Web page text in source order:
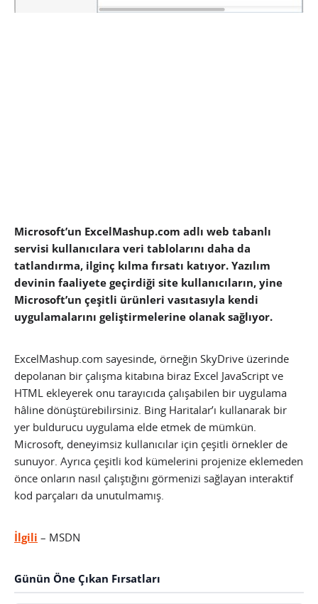
Microsoft’un ExcelMashup.com adlı web tabanlı
servisi kullanıcılara veri tablolarını daha da
tatlandırma, ilginç kılma fırsatı katıyor. Yazılım
devinin faaliyete geçirdiği site kullanıcıların, yine
Microsoft’un çeşitli ürünleri vasıtasıyla kendi
uygulamalarını geliştirmelerine olanak sağlıyor.
ExcelMashup.com sayesinde, örneğin SkyDrive üzerinde
depolanan bir çalışma kitabına biraz Excel JavaScript ve
HTML ekleyerek onu tarayıcıda çalışabilen bir uygulama
hâline dönüştürebilirsiniz. Bing Haritalar’ı kullanarak bir
yer buldurucu uygulama elde etmek de mümkün.
Microsoft, deneyimsiz kullanıcılar için çeşitli örnekler de
sunuyor. Ayrıca çeşitli kod kümelerini projenize eklemeden
önce onların nasıl çalıştığını görmenizi sağlayan interaktif
kod parçaları da unutulmamış.
İlgili – MSDN
Günün Öne Çıkan Fırsatları